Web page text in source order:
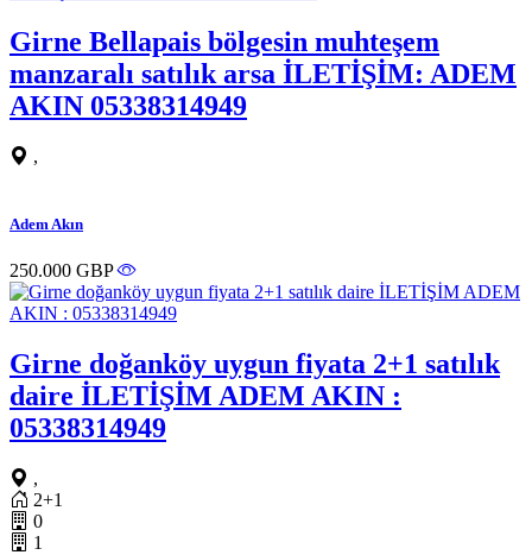
Girne Bellapais bölgesin muhteşem
manzaralı satılık arsa İLETİŞİM: ADEM
AKIN 05338314949
,
Adem Akın
250.000 GBP
Girne doğanköy uygun fiyata 2+1 satılık
daire İLETİŞİM ADEM AKIN :
05338314949
,
2+1
0
1